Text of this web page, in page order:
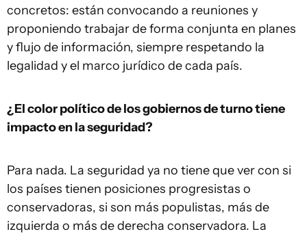
concretos: están convocando a reuniones y
proponiendo trabajar de forma conjunta en planes
y flujo de información, siempre respetando la
legalidad y el marco jurídico de cada país.
¿El color político de los gobiernos de turno tiene
impacto en la seguridad?
Para nada. La seguridad ya no tiene que ver con si
los países tienen posiciones progresistas o
conservadoras, si son más populistas, más de
izquierda o más de derecha conservadora. La